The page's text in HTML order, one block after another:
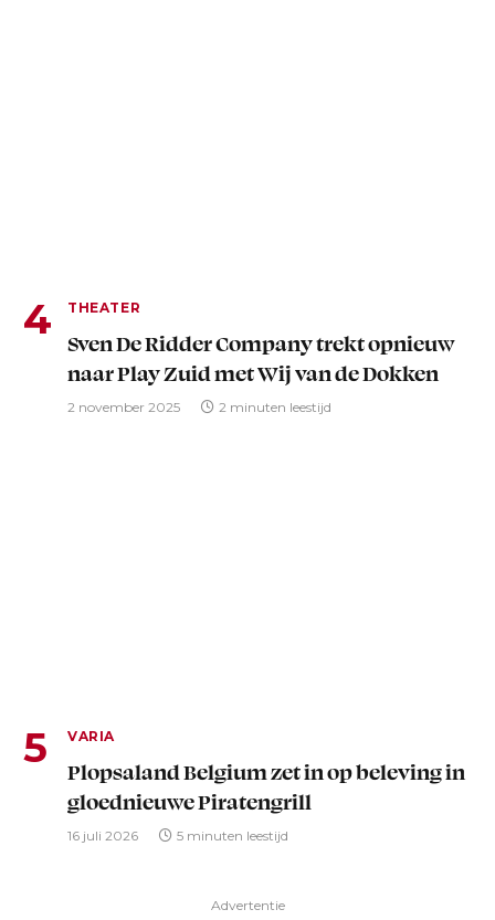
THEATER
Sven De Ridder Company trekt opnieuw
naar Play Zuid met Wij van de Dokken
2 november 2025 2 minuten leestijd
VARIA
Plopsaland Belgium zet in op beleving in
gloednieuwe Piratengrill
16 juli 2026 5 minuten leestijd
Advertentie